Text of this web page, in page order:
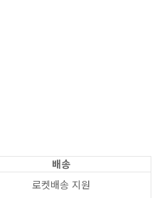
배송
로켓배송 지원